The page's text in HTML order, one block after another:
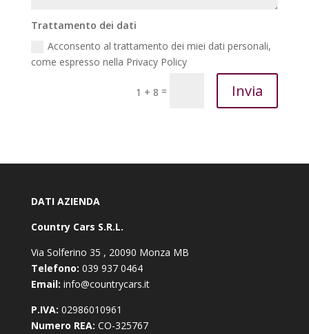
Trattamento dei dati
Acconsento al trattamento dei miei dati personali,
come espresso nella Privacy Policy
1 + 8 = Invia
DATI AZIENDA
Country Cars S.R.L.
Via Solferino 35 , 20090 Monza MB
Telefono: 039 937 0464
Email: info@countrycars.it
P.IVA: 02986010961
Numero REA: CO-325767